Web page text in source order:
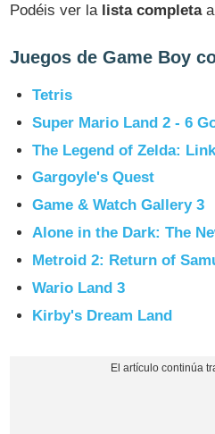
Podéis ver la lista completaa
Juegos de Game Boy
Tetris
Super Mario Land 2 - 6
The Legend of Zelda:
Gargoyle's Quest
Game & Watch Gallery 3
Alone in the Dark: The
Metroid 2: Return of
Wario Land 3
Kirby's Dream Land